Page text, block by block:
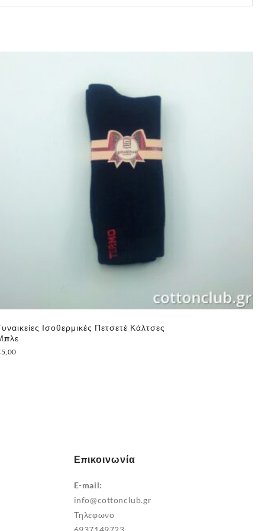
Ισοθερμικές Πετσετέ Κάλτσες
5,00
Επικοινωνία
E-mail:
info@cottonclub.gr
Τηλεφωνο